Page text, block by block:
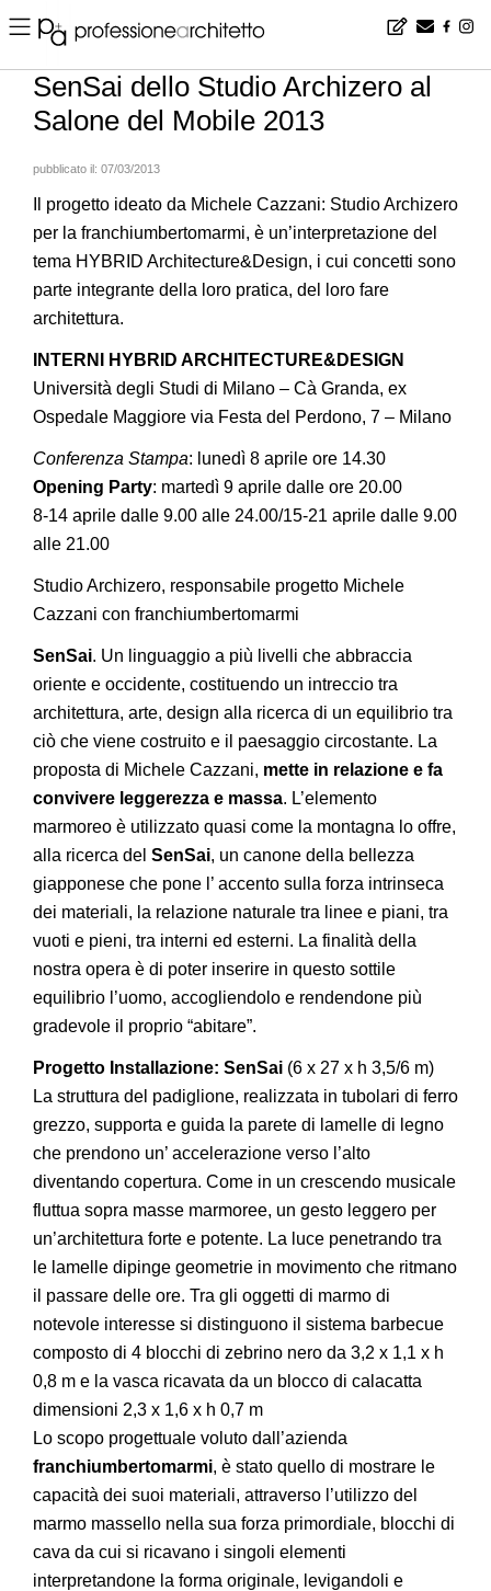
Home ▪ products ▪ progetti ▪ SenSai dello Studio Archizero al Salone del Mobile 2013
SenSai dello Studio Archizero al
Salone del Mobile 2013
pubblicato il: 07/03/2013
Il progetto ideato da Michele Cazzani: Studio Archizero
per la franchiumbertomarmi, è un’interpretazione del
tema HYBRID Architecture&Design, i cui concetti sono
parte integrante della loro pratica, del loro fare
architettura.
INTERNI HYBRID ARCHITECTURE&DESIGN
Università degli Studi di Milano – Cà Granda, ex
Ospedale Maggiore via Festa del Perdono, 7 – Milano
Conferenza Stampa: lunedì 8 aprile ore 14.30
Opening Party: martedì 9 aprile dalle ore 20.00
8-14 aprile dalle 9.00 alle 24.00/15-21 aprile dalle 9.00
alle 21.00
Studio Archizero, responsabile progetto Michele
Cazzani con franchiumbertomarmi
SenSai. Un linguaggio a più livelli che abbraccia
oriente e occidente, costituendo un intreccio tra
architettura, arte, design alla ricerca di un equilibrio tra
ciò che viene costruito e il paesaggio circostante. La
proposta di Michele Cazzani, mette in relazione e fa
convivere leggerezza e massa. L’elemento
marmoreo è utilizzato quasi come la montagna lo offre,
alla ricerca del SenSai, un canone della bellezza
giapponese che pone l’ accento sulla forza intrinseca
dei materiali, la relazione naturale tra linee e piani, tra
vuoti e pieni, tra interni ed esterni. La finalità della
nostra opera è di poter inserire in questo sottile
equilibrio l’uomo, accogliendolo e rendendone più
gradevole il proprio “abitare”.
Progetto Installazione: SenSai (6 x 27 x h 3,5/6 m)
La struttura del padiglione, realizzata in tubolari di ferro
grezzo, supporta e guida la parete di lamelle di legno
che prendono un’ accelerazione verso l’alto
diventando copertura. Come in un crescendo musicale
fluttua sopra masse marmoree, un gesto leggero per
un’architettura forte e potente. La luce penetrando tra
le lamelle dipinge geometrie in movimento che ritmano
il passare delle ore. Tra gli oggetti di marmo di
notevole interesse si distinguono il sistema barbecue
composto di 4 blocchi di zebrino nero da 3,2 x 1,1 x h
0,8 m e la vasca ricavata da un blocco di calacatta
dimensioni 2,3 x 1,6 x h 0,7 m
Lo scopo progettuale voluto dall’azienda
franchiumbertomarmi, è stato quello di mostrare le
capacità dei suoi materiali, attraverso l’utilizzo del
marmo massello nella sua forza primordiale, blocchi di
cava da cui si ricavano i singoli elementi
interpretandone la forma originale, levigandoli e